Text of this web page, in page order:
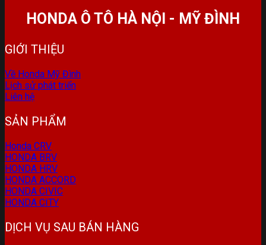
HONDA Ô TÔ HÀ NỘI - MỸ ĐÌNH
GIỚI THIỆU
Về Honda Mỹ Đình
Lịch sử phát triển
Liên hệ
SẢN PHẨM
Honda CRV
HONDA BRV
HONDA HRV
HONDA ACCORD
HONDA CIVIC
HONDA CITY
DỊCH VỤ SAU BÁN HÀNG